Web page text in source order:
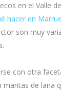
en el Valle
hacer en
son muy
con otra
de lana